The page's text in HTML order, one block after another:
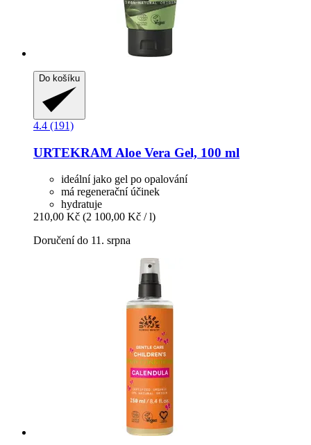
Do košíku
4.4 (191)
URTEKRAM Aloe Vera Gel, 100 ml
ideální jako gel po opalování
má regenerační účinek
hydratuje
210,00 Kč (2 100,00 Kč / l)
Doručení do 11. srpna